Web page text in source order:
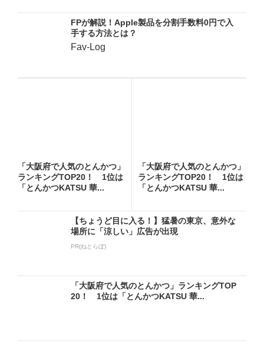
FPが解説！Apple製品を分割手数料0円で入
手する方法とは？
Fav-Log
「大阪府で人気のとんかつ」
ランキングTOP20！ 1位は
「とんかつKATSU 華...
「大阪府で人気のとんかつ」
ランキングTOP20！ 1位は
「とんかつKATSU 華...
【ちょうど目に入る！】猛暑の東京、意外な
場所に「涼しい」広告が出現
PR(ねとらぼ)
「大阪府で人気のとんかつ」ランキングTOP
20！ 1位は「とんかつKATSU 華...